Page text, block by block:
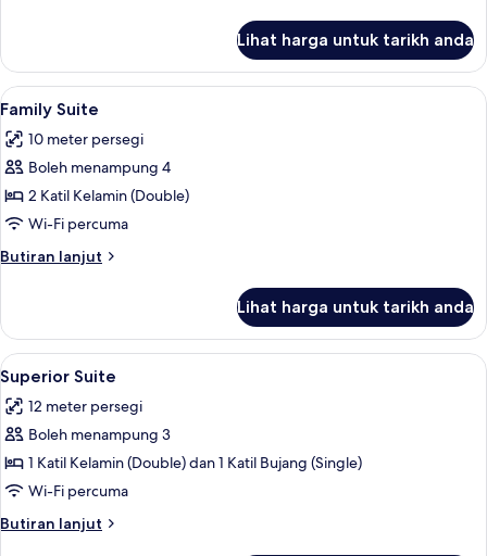
Double
Room
Lihat harga untuk tarikh anda
Lihat
semua
foto
untuk
Family
Suite
Family Suite | Seterika/papan
4
Family Suite
10 meter persegi
Boleh menampung 4
2 Katil Kelamin (Double)
Wi-Fi percuma
Butiran lanjut
Butiran
Suite
Lihat harga untuk tarikh anda
Lihat
semua
foto
untuk
Superior
Suite
Superior Suite | Seterika/papan
4
Superior Suite
12 meter persegi
Boleh menampung 3
1 Katil Kelamin (Double) dan 1 Katil Bujang (Single)
Wi-Fi percuma
Butiran lanjut
Butiran